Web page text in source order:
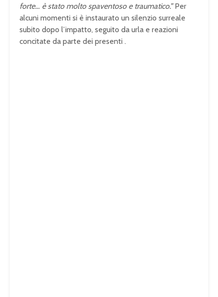
forte… è stato molto spaventoso e traumatico.”Per
alcuni momenti si è instaurato un silenzio surreale
subito dopo l’impatto, seguito da urla e reazioni
concitate da parte dei presenti .